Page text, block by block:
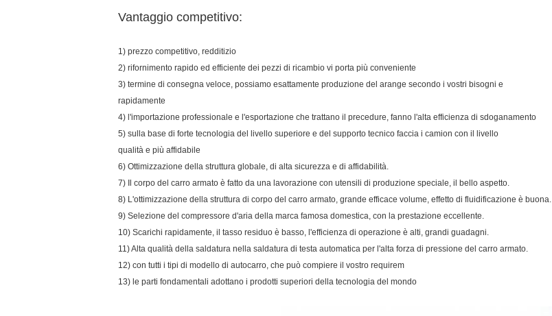
Vantaggio competitivo:
1) prezzo competitivo, redditizio
2) rifornimento rapido ed efficiente dei pezzi di ricambio vi porta più conveniente
3) termine di consegna veloce, possiamo esattamente produzione del arange secondo i vostri bisogni e
rapidamente
4) l'importazione professionale e l'esportazione che trattano il precedure, fanno l'alta efficienza di sdoganamento
5) sulla base di forte tecnologia del livello superiore e del supporto tecnico faccia i camion con il livello
qualità e più affidabile
6) Ottimizzazione della struttura globale, di alta sicurezza e di affidabilità.
7) Il corpo del carro armato è fatto da una lavorazione con utensili di produzione speciale, il bello aspetto.
8) L'ottimizzazione della struttura di corpo del carro armato, grande efficace volume, effetto di fluidificazione è buona.
9) Selezione del compressore d'aria della marca famosa domestica, con la prestazione eccellente.
10) Scarichi rapidamente, il tasso residuo è basso, l'efficienza di operazione è alti, grandi guadagni.
11) Alta qualità della saldatura nella saldatura di testa automatica per l'alta forza di pressione del carro armato.
12) con tutti i tipi di modello di autocarro, che può compiere il vostro requirem
13) le parti fondamentali adottano i prodotti superiori della tecnologia del mondo